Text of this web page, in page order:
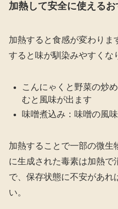
加熱して安全に使える
加熱すると食感が変わりま
すると味が馴染みやすくな
こんにゃくと野菜の炒
むと風味が出ます
味噌煮込み：味噌の風
加熱することで一部の微生
に生成された毒素は加熱で
で、保存状態に不安があれ
い。